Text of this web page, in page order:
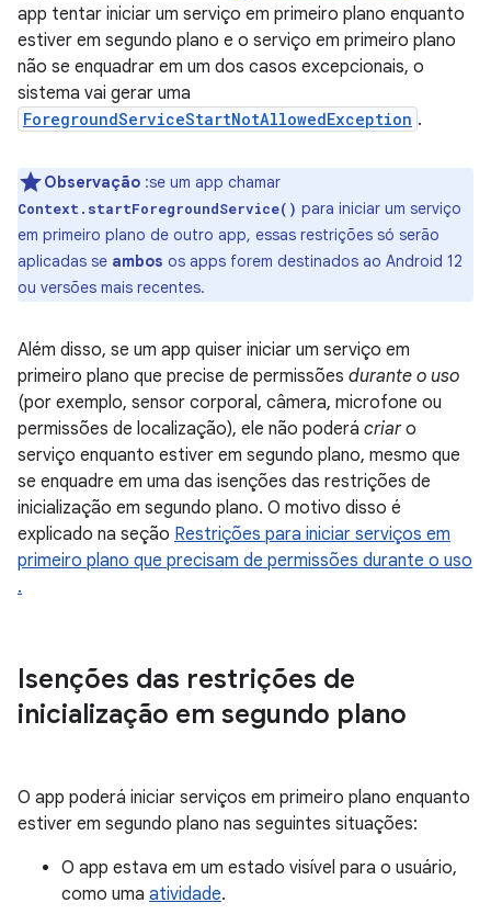
app tentar iniciar um serviço em primeiro plano enquanto
estiver em segundo plano e o serviço em primeiro plano
não se enquadrar em um dos casos excepcionais, o
sistema vai gerar uma
ForegroundServiceStartNotAllowedException .
Observação :se um app chamar
Context.startForegroundService() para iniciar um serviço
em primeiro plano de outro app, essas restrições só serão
aplicadas se ambos os apps forem destinados ao Android 12
ou versões mais recentes.
Além disso, se um app quiser iniciar um serviço em
primeiro plano que precise de permissões durante o uso
(por exemplo, sensor corporal, câmera, microfone ou
permissões de localização), ele não poderá criaro
serviço enquanto estiver em segundo plano, mesmo que
se enquadre em uma das isenções das restrições de
inicialização em segundo plano. O motivo disso é
explicado na seção Restrições para iniciar serviços em
primeiro plano que precisam de permissões durante o uso
.
Isenções das restrições de
inicialização em segundo plano
O app poderá iniciar serviços em primeiro plano enquanto
estiver em segundo plano nas seguintes situações:
O app estava em um estado visível para o usuário,
como uma atividade.